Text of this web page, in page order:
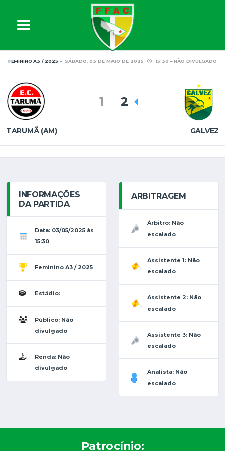
FEMININO A3 / 2025 SÁBADO, 03 DE MAIO DE 2025 15:30 NÃO DIVULGADO
TARUMÃ (AM)
1
GALVEZ
2
INFORMAÇÕES
DA PARTIDA
Data: 03/05/2025 às
15:30
Feminino A3 / 2025
Estádio:
Público: Não
divulgado
Renda: Não
divulgado
ARBITRAGEM
Árbitro: Não
escalado
Assistente 1: Não
escalado
Assistente 2: Não
escalado
Assistente 3: Não
escalado
Analista: Não
escalado
Patrocínio: